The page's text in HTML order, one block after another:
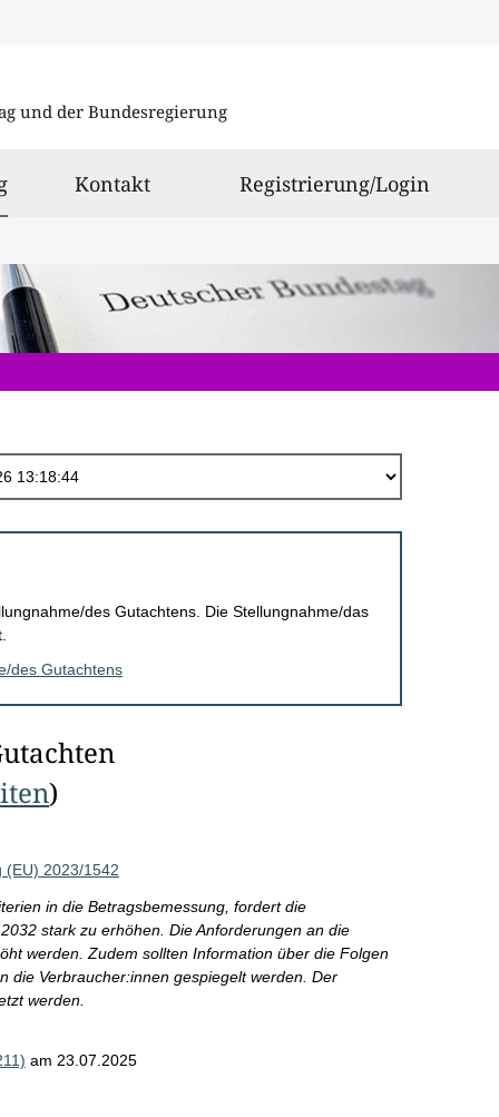
und der Bundesregierung
ausgewählt
Kontakt Registrierung/Login
des Gutachtens. Die Stellungnahme/das
des Gutachtens
)
(EU) 2023/1542
in die Betragsbemessung, fordert die
stark zu erhöhen. Die Anforderungen an die
werden. Zudem sollten Information über die Folgen
die Verbraucher:innen gespiegelt werden. Der
werden.
am 23.07.2025